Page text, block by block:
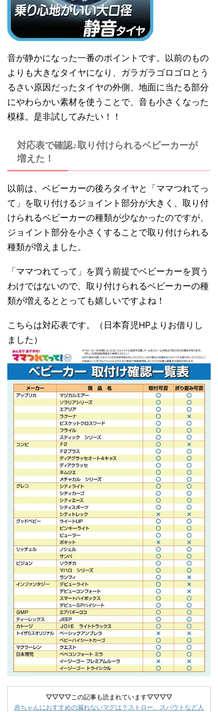
音が静かになった一番のポイントです。以前のもの
よりも大きなタイヤになり、ガラガラゴロゴロとう
るさい原因だったタイヤの外側、地面に当たる部分
にやわらかい素材を使うことで、音も小さくなった
模様。是非試してみたい！！
対応表で確認♪取り付けられるベビーカーが
増えた！
以前は、ベビーカーの後ろタイヤと「ママつれてっ
て」を取り付けるジョイント部分が大きく、取り付
けられるベビーカーの種類が少なかったのですが、
ジョイント部分を小さくすることで取り付けられる
種類が増えました。
「ママつれてって」を買う前提でベビーカーを買う
わけではないので、取り付けられるベビーカーの種
類が増えるととっても嬉しいですよね！
こちらは対応表です。（日本育児HPよりお借りし
ました）
▽▽▽▽この記事も読まれています▽▽▽▽
赤ちゃんにおすすめの漏れないマグは？ストロー、スパウトなど人